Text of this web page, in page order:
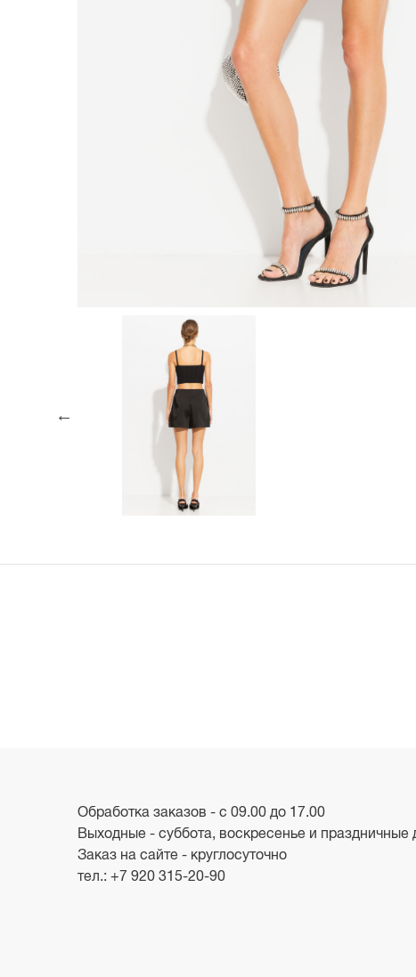
Обработка заказов - с 09.00 до 17.00
Выходные - суббота, воскресенье и праздничные
Заказ на сайте - круглосуточно
тел.: +7 920 315-20-90